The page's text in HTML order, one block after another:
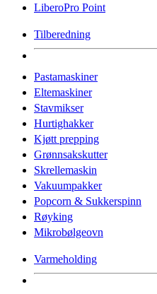
LiberoPro Point
Tilberedning
Pastamaskiner
Eltemaskiner
Stavmikser
Hurtighakker
Kjøtt prepping
Grønnsakskutter
Skrellemaskin
Vakuumpakker
Popcorn & Sukkerspinn
Røyking
Mikrobølgeovn
Varmeholding